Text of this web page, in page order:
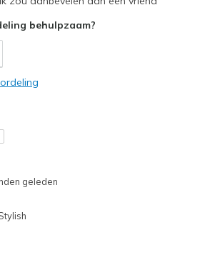
Feels true to width
Shoes are for Wearing
behulpzaam?
geleden